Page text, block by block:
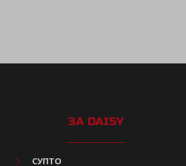
ЗА DAISY
СУПТО